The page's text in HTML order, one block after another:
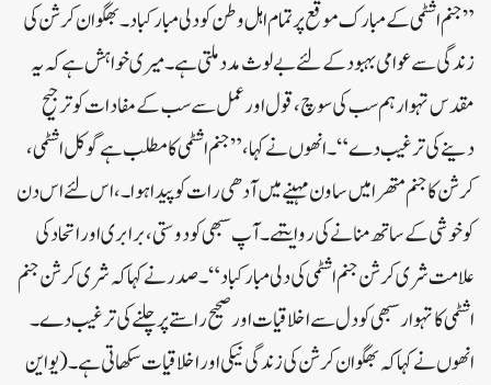
”جنم اشٹمی کے مبارک موقع پر تمام اہل وطن کو دلی مبارکباد۔ بھگوان کرشن کی
زندگی سے عوامی بہبود کے لئے بے لوث مدد ملتی ہے۔ میری خواہش ہے کہ یہ
مقدس تہوار ہم سب کی سوچ،قول اور عمل سے سب کے مفادات کو ترجیح
دینے کی ترغیب دے“۔انھوں نے کہا،”جنم اشٹمی کا مطلب ہے گوکل اشٹمی،
کرشن کا جنم متھرا میں ساون مہینے میں آدھی رات کو پیدا ہوا۔، اس لئے اس دن
کو خوشی کے ساتھ منانے کی روایتہے۔ آپ سبھی کو دوستی، برابری اور اتحاد کی
علامت شری کرشن جنم اشٹمی کی دلی مبارکباد“۔صدر نے کہا کہ شری کرشن جنم
اشٹمی کا تہوار سبھی کودل سے اخلاقیات اور صحیح راستے پر چلنے کی ترغیب دے۔
انھوں نے کہا کہ بھگوان کرشن کی زندگی نیکی اور اخلاقیات سکھاتی ہے۔ (یو این